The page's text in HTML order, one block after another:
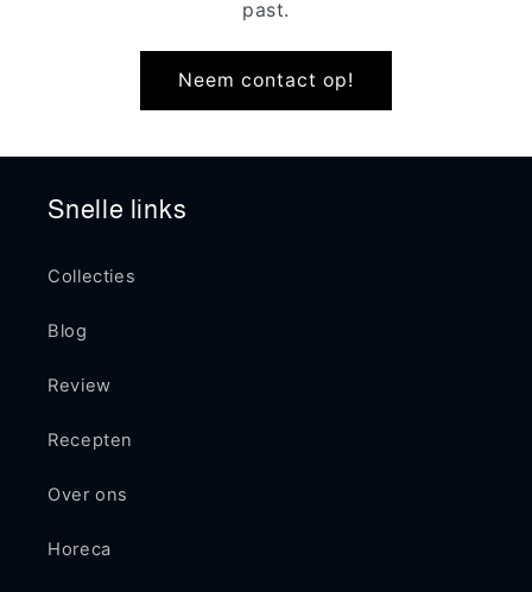
past.
Neem contact op!
Snelle links
Collecties
Blog
Review
Recepten
Over ons
Horeca